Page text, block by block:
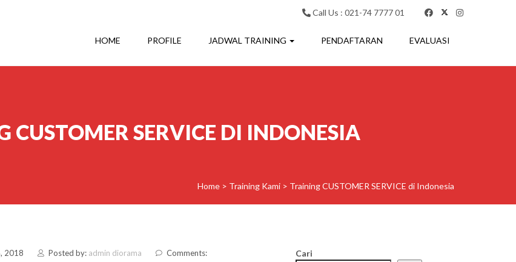
Call Us : 021-74 7777 01
HOME PROFILE JADWAL TRAINING PENDAFTARAN EVALUASI
CUSTOMER SERVICE DI INDONESIA
Home > Training Kami > Training CUSTOMER SERVICE di Indonesia
2018 Posted by: admin diorama
Comments:
Cari